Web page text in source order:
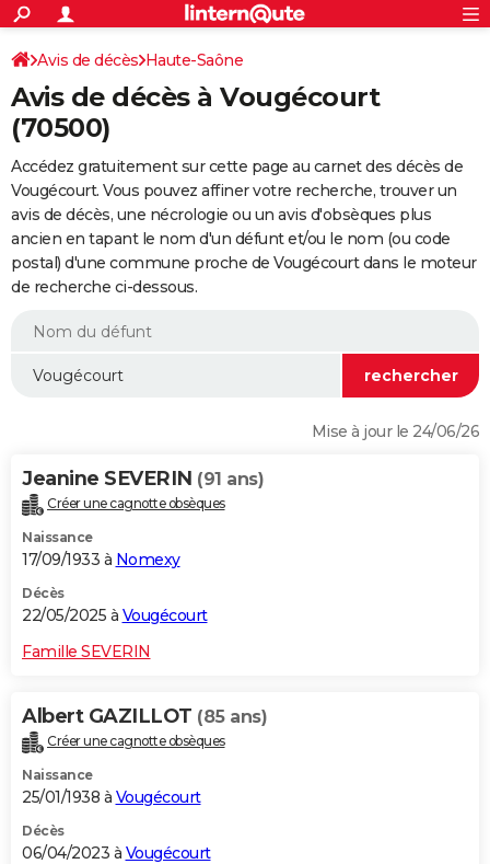
ACTUALITÉS
Politique
Société
Faits Divers
Education
Monde
Villes
+
SPORT
Coupe du monde 2026
Football
Tennis
Cyclisme
Rugby
Forum
FINANCE
Retraite
Impôts
Epargne
Immobilier
Risques naturels par ville
Banque
Assurance
Crédit
AUTO
Essais
Réserver un essai
Citadines
Berlines
SUV
Forum auto
+
HIGH-TECH
Mobiles
Meilleur smartphone
Internet
Ordinateurs
Jeux vidéo
Guide high-tech
+
BRICOLAGE
Forum
Aménagement intérieur
Extérieur
Cuisine
Salle de bains
Jardinage
Rangement
WEEK-END
Guides de France
Escapades
Patrimoine
Expositions
Musées
Week-end nature
LIFESTYLE
Alimentation
Guide de la santé
Maladies
Médicaments
Sommeil
VOYAGE
Destinations
City break
Voyage nature
Voyage de noces
Forum
Climat
+PHOTO
GUIDES D'ACHAT
BONS PLANS
CARTE DE VOEUX
Dictionnaire
Biographies
Citations
Expressions
Proverbes
PROGRAMME TV
COPAINS D'AVANT
S'inscrire
Se connecter
Lycées
Collèges
Primaires
Universités
Entreprises
Service militaire
Avis de recherche
AVIS DE DÉCÈS
S'inscrire
Connexion
Avis de décès Haute-Saône
Avis de décès à Vougécourt
(70500)
Accédez gratuitement sur cette page au carnet des décès de
Vougécourt. Vous pouvez affiner votre recherche, trouver un
avis de décès, une nécrologie ou un avis d'obsèques plus
ancien en tapant le nom d'un défunt et/ou le nom (ou code
postal) d'une commune proche de Vougécourt dans le moteur
de recherche ci-dessous.
Mise à jour le 24/06/26
Jeanine SEVERIN (91 ans)
Créer une cagnotte obsèques
Naissance
17/09/1933 à Nomexy
Décès
22/05/2025 à Vougécourt
Famille SEVERIN
Albert GAZILLOT (85 ans)
Créer une cagnotte obsèques
Naissance
25/01/1938 à Vougécourt
Décès
06/04/2023 à Vougécourt